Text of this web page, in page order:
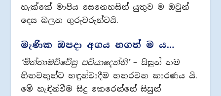
හැක්කේ මාපිය සෙනෙහසින් යුතුව ම ඔවුන්
දෙස බලන ගුරුවරුන්ටයි.
මැණික ඔපදා අගය නගත් ම ය…
‘මිත්තාමච්චේසු පටියාදෙන්ති’– සිසුන් තම
හිතවතුන්ට හඳුන්වාදීම හතරවන කාරණය යි.
මේ හැඳින්වීම සිදු කෙරෙන්නේ සිසුන්